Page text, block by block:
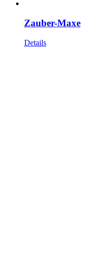
Zauber-Maxe
Details